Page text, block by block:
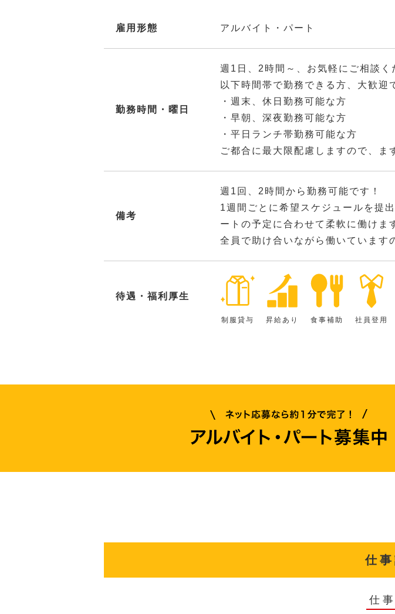
雇用形態 アルバイト・パート
勤務時間・曜日
週1日、2時間～、お気軽にご相談く
以下時間帯で勤務できる方、大歓迎
・週末、休日勤務可能な方
・早朝、深夜勤務可能な方
・平日ランチ帯勤務可能な方
ご都合に最大限配慮しますので、ま
備考
週1回、2時間から勤務可能です！
1週間ごとに希望スケジュールを提
ートの予定に合わせて柔軟に働けま
全員で助け合いながら働いています
待遇・福利厚生
制服貸与 昇給あり 食事補助 社員登用
仕事
仕